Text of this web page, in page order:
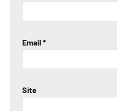
Email *
Site